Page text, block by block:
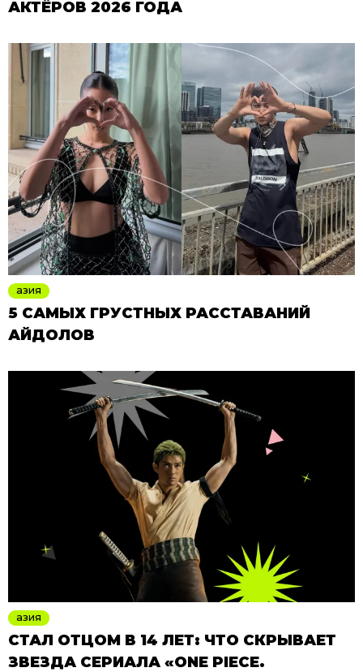
АКТЁРОВ 2026 ГОДА
азия
5 САМЫХ ГРУСТНЫХ РАССТАВАНИЙ
АЙДОЛОВ
азия
СТАЛ ОТЦОМ В 14 ЛЕТ: ЧТО СКРЫВАЕТ
ЗВЕЗДА СЕРИАЛА «ONE PIECE.